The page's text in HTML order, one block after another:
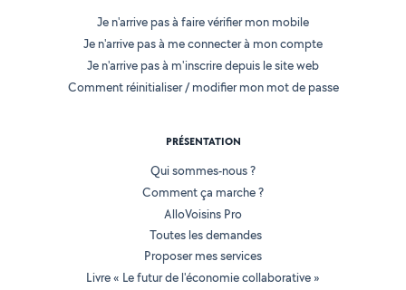
Je n'arrive pas à faire vérifier mon mobile
Je n'arrive pas à me connecter à mon compte
Je n'arrive pas à m'inscrire depuis le site web
Comment réinitialiser / modifier mon mot de passe
PRÉSENTATION
Qui sommes-nous ?
Comment ça marche ?
AlloVoisins Pro
Toutes les demandes
Proposer mes services
Livre « Le futur de l'économie collaborative »